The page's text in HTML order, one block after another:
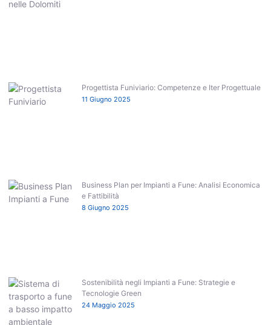
Progettista Funiviario: Competenze e Iter Progettuale
11 Giugno 2025
Business Plan per Impianti a Fune: Analisi Economica
e Fattibilità
8 Giugno 2025
Sostenibilità negli Impianti a Fune: Strategie e
Tecnologie Green
24 Maggio 2025